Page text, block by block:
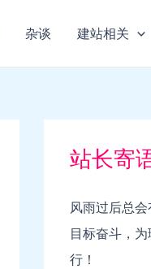
杂谈 建站相关
站长寄
风雨过后总
目标奋斗，
行！